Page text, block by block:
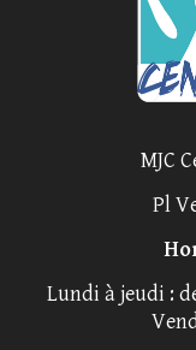
MJC
Pl
Lundi à jeudi :